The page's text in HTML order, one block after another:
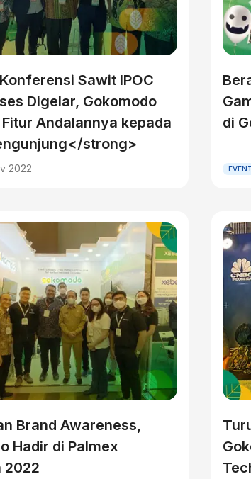
Sawit IPOC
Digelar, Gokomodo
Andalannya kepada
strong>
2022
di
Brand Awareness,
Hadir di Palmex
2022